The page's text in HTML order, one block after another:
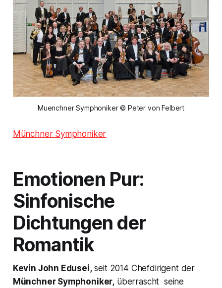
Muenchner Symphoniker © Peter von Felbert
Münchner Symphoniker
Emotionen Pur:
Sinfonische
Dichtungen der
Romantik
Kevin John Edusei,seit 2014 Chefdirigent der
Münchner Symphoniker, überrascht seine